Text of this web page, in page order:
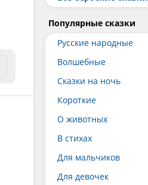
Популярные сказки
Русские народные
Волшебные
Сказки на ночь
Короткие
О животных
В стихах
Для мальчиков
Для девочек